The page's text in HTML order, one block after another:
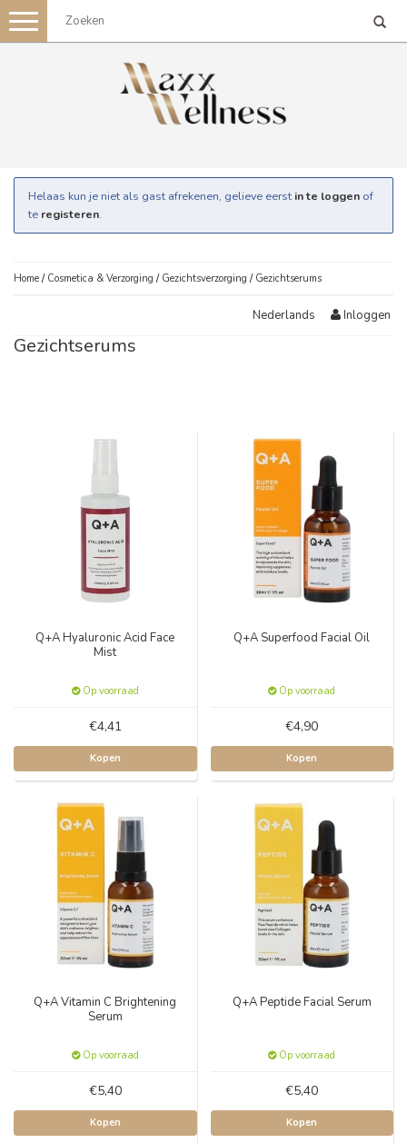
Toggle
navigation
Helaas kun je niet als gast afrekenen, gelieve eerst in te loggen of
te registeren.
Home / Cosmetica & Verzorging / Gezichtsverzorging / Gezichtserums
Nederlands Inloggen
Gezichtserums
Q+A Hyaluronic Acid Face
Mist
Op voorraad
€4,41
Kopen
Q+A Superfood Facial Oil
Op voorraad
€4,90
Kopen
Q+A Vitamin C Brightening
Serum
Op voorraad
€5,40
Kopen
Q+A Peptide Facial Serum
Op voorraad
€5,40
Kopen